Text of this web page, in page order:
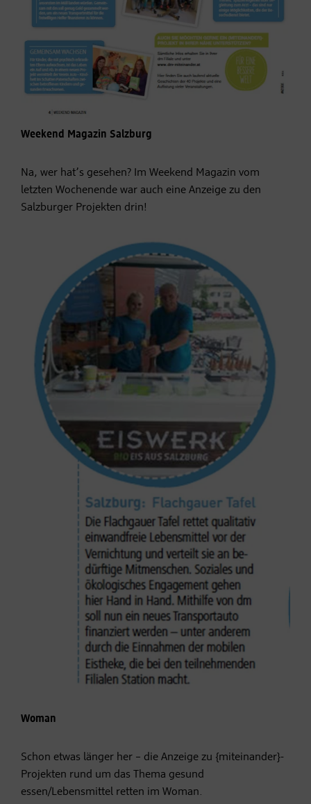
Weekend Magazin Salzburg
Na, wer hat’s gesehen? Im Weekend Magazin vom
letzten Wochenende war auch eine Anzeige zu den
Salzburger Projekten drin!
Woman
Schon etwas länger her – die Anzeige zu {miteinander}-
Projekten rund um das Thema gesund
essen/Lebensmittel retten im Woman.